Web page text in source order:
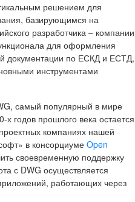
решением для
базирующимся на
разработчика – компании
для оформления
документации по ЕСКД и ЕСТД,
инструментами
, самый популярный в мире
х годов прошлого века остается
компаниях нашей
в консорциуме Open
своевременную поддержку
с DWG осуществляется
работающих через